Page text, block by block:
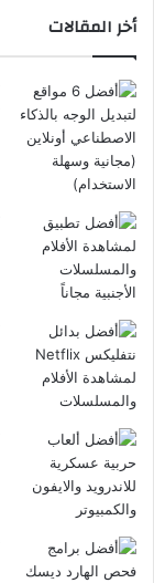
أخر المقالات